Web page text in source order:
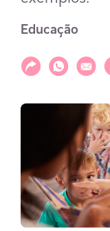
Educação
Compartilhar